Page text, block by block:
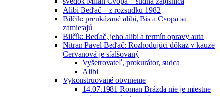
Alibi Beďač – z rozsudku 1982
Bilčík: preukázané alibi, Bis a Cvopa sa
zamietajú
Bilčík: Beďač, jeho alibi a termín opravy auta
Nitran Pavel Beďač: Rozhodujúci dôkaz v kauze
Cervanová je sfalšovaný
Vyšetrovateľ, prokurátor, sudca
Alibi
Vykonštruované obvinenie
14.07.1981 Roman Brázda nie je miestne